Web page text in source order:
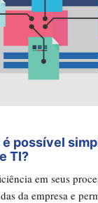
é possível
TI?
em seus
da empresa e